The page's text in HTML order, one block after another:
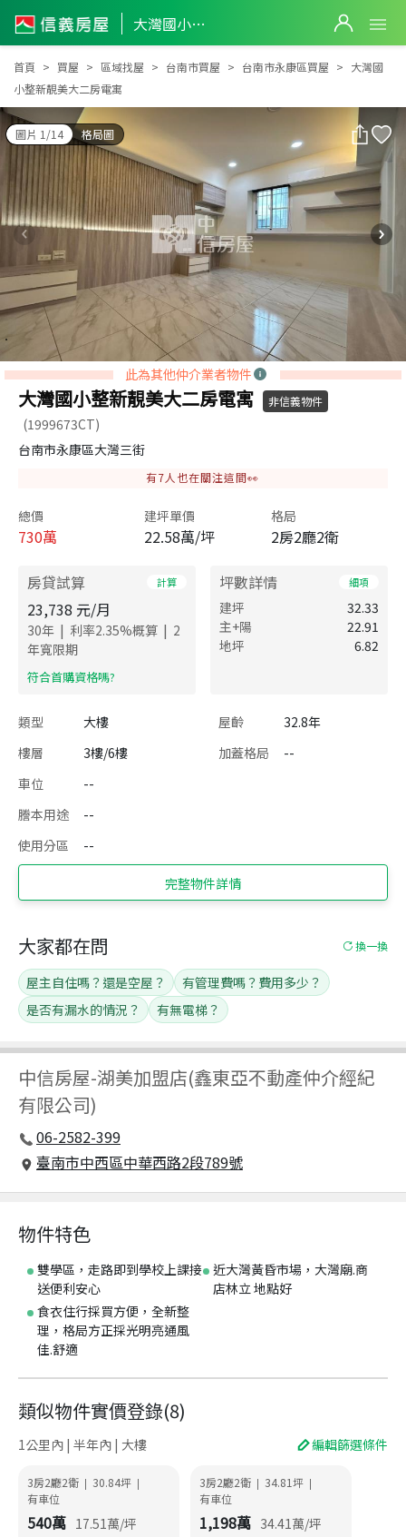
大灣國小整新靚美大二房電寓
大灣國小整新靚美大二房電寓
首頁 買屋 區域找屋 台南市買屋 台南市永康區買屋
大灣國
小整新靚美大二房電寓
圖片 1/14 格局圖
此為其他仲介業者物件
大灣國小整新靚美大二房電寓 非信義物件
(1999673CT)
台南市永康區大灣三街
有7人也在關注這間👀
總價
730萬
建坪單價
22.58萬/坪
格局
2房2廳2衛
房貸試算 計算
23,738 元/月
30年 | 利率2.35%概算 | 2
年寬限期
​符合首購資格嗎?
坪數詳情 細項
建坪
32.33
主+陽
22.91
地坪
6.82
類型 大樓 屋齡
32.8年
樓層
3樓/6樓 加蓋格局
--
車位
--
謄本用途
--
使用分區
--
完整物件詳情
中信房屋-湖美加盟店(鑫東亞不動產仲介經紀
有限公司)
06-2582-399
臺南市中西區中華西路2段789號
大家都在問 換一換
屋主自住嗎？還是空屋？
有管理費嗎？費用多少？
是否有漏水的情況？
有無電梯？
物件特色
雙學區，走路即到學校上課接
送便利安心
近大灣黃昏市場，大灣廟.商
店林立 地點好
食衣住行採買方便，全新整
理，格局方正採光明亮通風
佳.舒適
類似物件實價登錄(8)
1公里內 | 半年內 | 大樓 編輯篩選條件
3房2廳2衛 | 30.84坪 |
有車位
540萬 17.51萬/坪
3房2廳2衛 | 34.81坪 |
有車位
1,198萬 34.41萬/坪